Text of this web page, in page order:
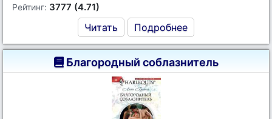
Рейтинг: 3777 (4.71)
Читать Подробнее
Благородный соблазнитель